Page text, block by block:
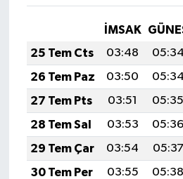
İMSAK
25 Tem Cts
03:48 05:34
26 Tem Paz
03:50 05:34
27 Tem Pts
03:51 05:35
28 Tem Sal
03:53 05:36
29 Tem Çar
03:54 05:37
30 Tem Per
03:55 05:38
Vasıta